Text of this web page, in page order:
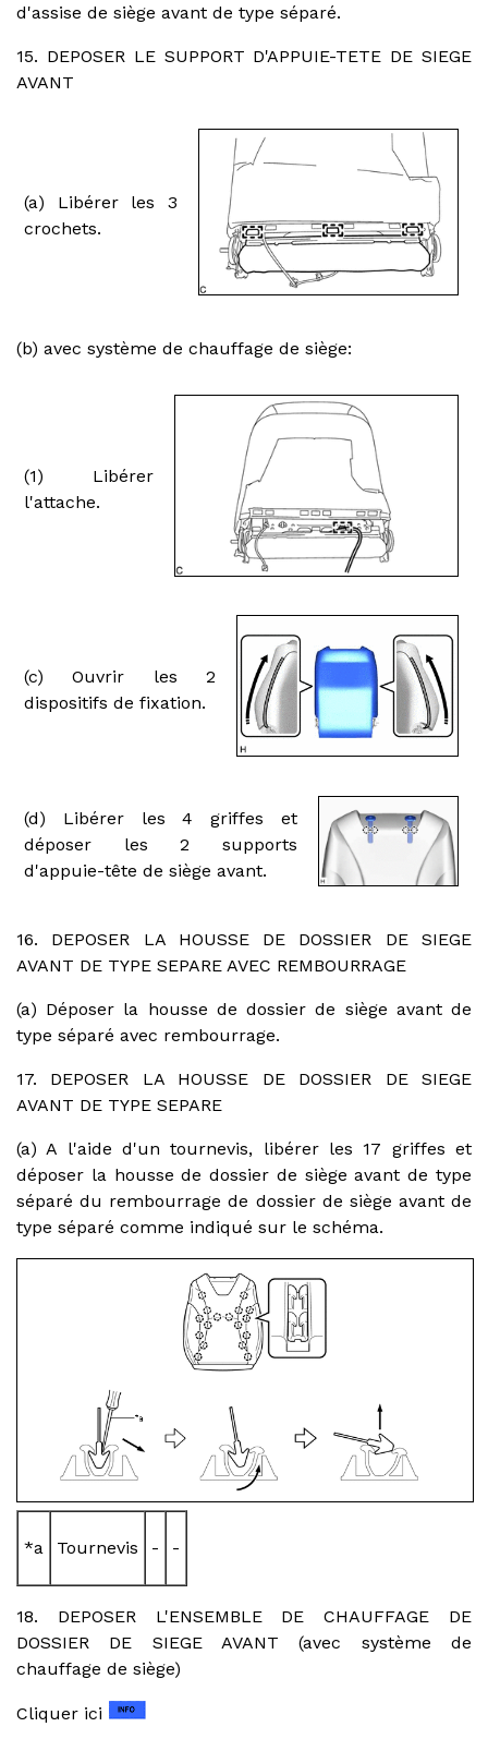
d'assise de siège avant de type séparé.
15. DEPOSER LE SUPPORT D'APPUIE-TETE DE SIEGE
AVANT
(a) Libérer les 3
crochets.
(b) avec système de chauffage de siège:
(1) Libérer
l'attache.
(c) Ouvrir les 2
dispositifs de fixation.
(d) Libérer les 4 griffes et
déposer les 2 supports
d'appuie-tête de siège avant.
16. DEPOSER LA HOUSSE DE DOSSIER DE SIEGE
AVANT DE TYPE SEPARE AVEC REMBOURRAGE
(a) Déposer la housse de dossier de siège avant de
type séparé avec rembourrage.
17. DEPOSER LA HOUSSE DE DOSSIER DE SIEGE
AVANT DE TYPE SEPARE
(a) A l'aide d'un tournevis, libérer les 17 griffes et
déposer la housse de dossier de siège avant de type
séparé du rembourrage de dossier de siège avant de
type séparé comme indiqué sur le schéma.
*a Tournevis - -
18. DEPOSER L'ENSEMBLE DE CHAUFFAGE DE
DOSSIER DE SIEGE AVANT (avec système de
chauffage de siège)
Cliquer ici